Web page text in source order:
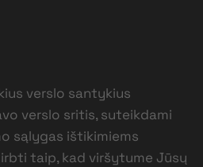
verslo santykius
verslo sritis, suteikdami
sąlygas ištikimiems
taip, kad viršytume Jūsų